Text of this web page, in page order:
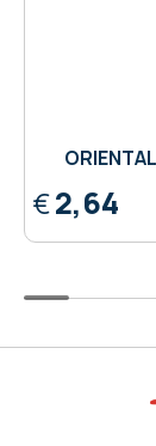
€2,64